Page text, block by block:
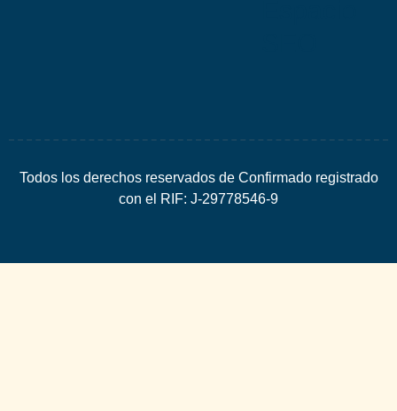
Todos los derechos reservados de Confirmado registrado
con el RIF: J-29778546-9